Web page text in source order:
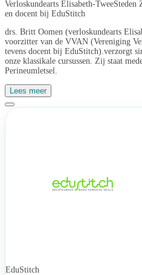
Verloskundearts Elisabeth-
en docent bij EduStitch
drs. Britt Oomen (verloskundearts
voorzitter van de VVAN (Vereniging
tevens docent bij EduStitch).verzorgt
onze klassikale cursussen. Zij staat
Perineumletsel.
Lees meer
EduStitch